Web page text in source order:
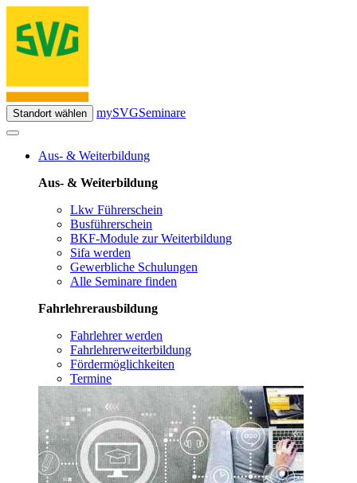
Standort wählen mySVGSeminare
Aus- & Weiterbildung
Aus- & Weiterbildung
Lkw Führerschein
Busführerschein
BKF-Module zur Weiterbildung
Sifa werden
Gewerbliche Schulungen
Alle Seminare finden
Fahrlehrerausbildung
Fahrlehrer werden
Fahrlehrerweiterbildung
Fördermöglichkeiten
Termine